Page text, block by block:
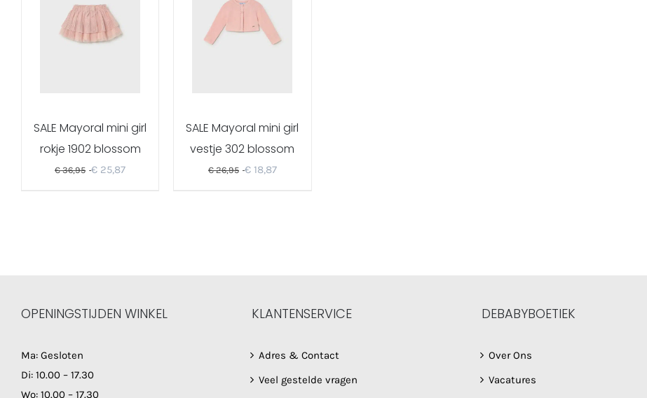
SALE Mayoral mini girl
rokje 1902 blossom
€36,95 € 25,87
SALE Mayoral mini girl
vestje 302 blossom
€26,95 €18,87
OPENINGSTIJDEN WINKEL
Ma: Gesloten
Di: 10.00 – 17.30
Wo: 10.00 – 17.30
KLANTENSERVICE
Adres & Contact
Veel gestelde vragen
DEBABYBOETIEK
Over Ons
Vacatures